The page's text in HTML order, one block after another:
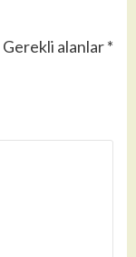
Gerekli alanlar*